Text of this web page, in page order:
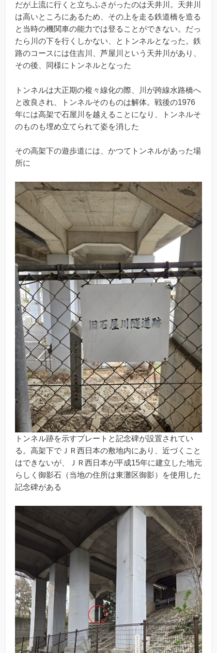
だが上流に行くと立ちふさがったのは天井川。天井川
は高いところにあるため、その上を走る鉄道橋を造る
と当時の機関車の能力では登ることができない。だっ
たら川の下を行くしかない、とトンネルとなった。鉄
路のコースには住吉川、芦屋川という天井川があり、
その後、同様にトンネルとなった
トンネルは大正期の複々線化の際、川が跨線水路橋へ
と改良され、トンネルそのものは解体。戦後の1976
年には高架で石屋川を越えることになり、トンネルそ
のものも埋め立てられて姿を消した
その高架下の遊歩道には、かつてトンネルがあった場
所に
トンネル跡を示すプレートと記念碑が設置されてい
る。高架下でＪＲ西日本の敷地内にあり、近づくこと
はできないが、ＪＲ西日本が平成15年に建立した地元
らしく御影石（当地の住所は東灘区御影）を使用した
記念碑がある